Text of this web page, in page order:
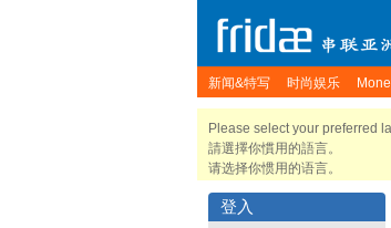
新闻&特写 时尚娱乐
Please select your preferred
請選擇你慣用的語言。
请选择你惯用的语言。
登入